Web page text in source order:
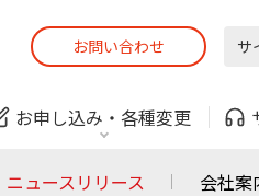
お問い合わせ
お申し込み・ 各種変更
き 固定電話
法人
ニュースリリース 会社案